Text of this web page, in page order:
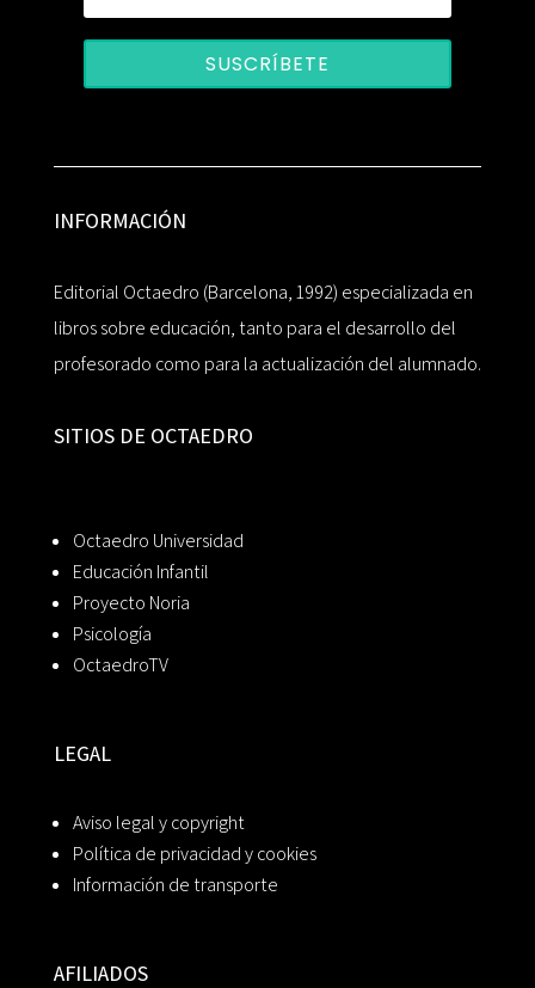
SUSCRÍBETE
INFORMACIÓN
Editorial Octaedro (Barcelona, 1992) especializada en
libros sobre educación, tanto para el desarrollo del
profesorado como para la actualización del alumnado.
SITIOS DE OCTAEDRO
Octaedro Universidad
Educación Infantil
Proyecto Noria
Psicología
OctaedroTV
LEGAL
Aviso legal y copyright
Política de privacidad y cookies
Información de transporte
AFILIADOS